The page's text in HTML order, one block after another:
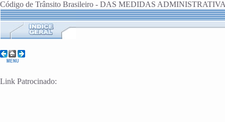
Código de Trânsito Brasileiro - DAS MEDIDAS
Link Patrocinado: